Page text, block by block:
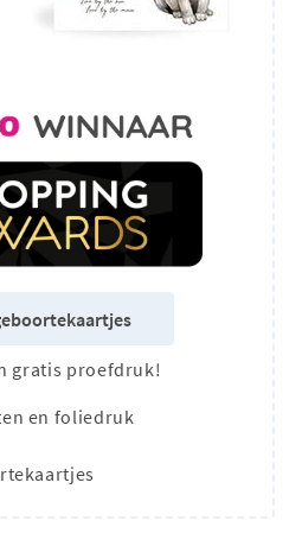
gratis proefdruk!
en foliedruk